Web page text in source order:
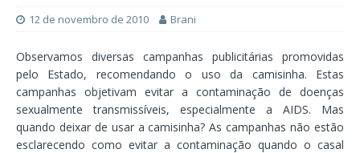
12 de novembro de 2010 Brani
Observamos diversas campanhas publicitárias promovidas
pelo Estado, recomendando o uso da camisinha. Estas
campanhas objetivam evitar a contaminação de doenças
sexualmente transmissíveis, especialmente a AIDS. Mas
quando deixar de usar a camisinha? As campanhas não estão
esclarecendo como evitar a contaminação quando o casal